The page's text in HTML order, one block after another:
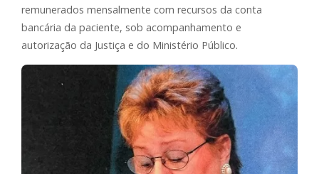
remunerados mensalmente com recursos da conta
bancária da paciente, sob acompanhamento e
autorização da Justiça e do Ministério Público.